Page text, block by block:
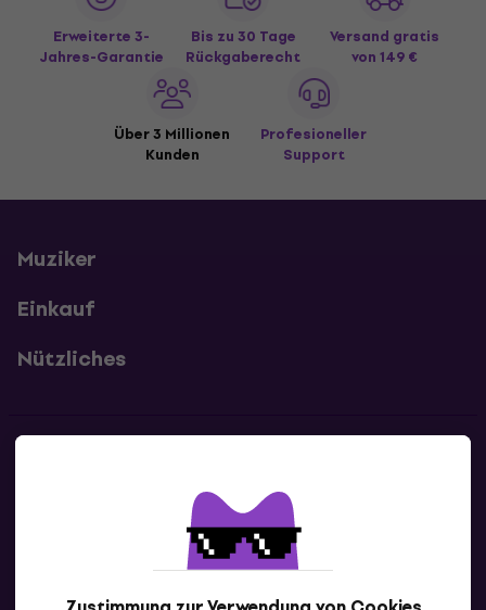
Erweiterte 3-
Jahres-Garantie
Bis zu 30 Tage
Rückgaberecht
Versand gratis
von 149 €
Über 3 Millionen
Kunden
Profesioneller
Support
Muziker
Einkauf
Nützliches
Kontaktiere uns